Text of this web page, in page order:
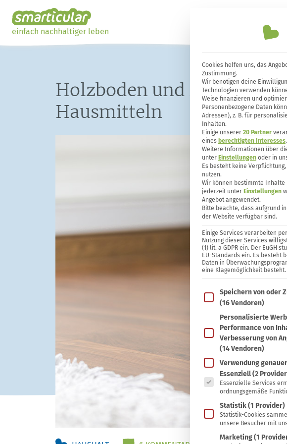
einfach nachhaltiger leben
Holzboden und Parkett
Hausmitteln
Cookies helfen uns, das
Zustimmung.
Wir benötigen deine
Technologien verwenden
Weise finanzieren und
Personenbezogene Daten
Adressen), z. B. für
Inhalten.
Einige unserer 20 Partner
eines berechtigten Interesses.
Weitere Informationen über
unter Einstellungen oder in
Es besteht keine
nutzen.
Wir können bestimmte Inhalte
jederzeit unter Einstellungen
Angebot angewendet.
Bitte beachte, dass aufgrund
der Website verfügbar sind.
Einige Services verarbeiten
Nutzung dieser Services
(1) lit. a GDPR ein. Der EuGH
EU-Standards ein. Es besteht
Daten in
eine Klagemöglichkeit besteht.
Im Folgenden findest
Speichern von oder
(16 Vendoren)
Personalisierte
Performance von
Verbesserung von
(14 Vendoren)
Verwendung
Es folgt eine Liste der
Essenziell(2
Essenzielle Services
ordnungsgemäße
Statistik(1 Provider)
Statistik-Cookies
unsere Besucher mit
Marketing(1